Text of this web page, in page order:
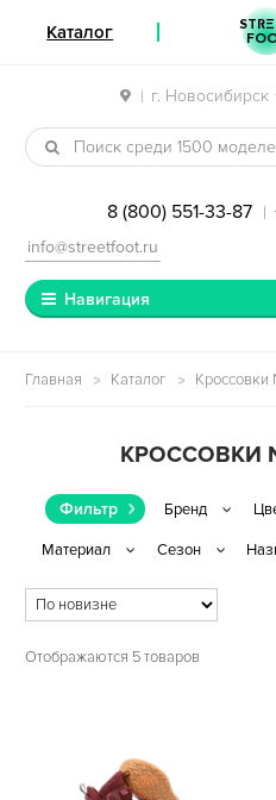
| г. Новосибирск
Перейти к навигации
Перейти к содержимому
8 (800) 551-33-87 |
info@streetfoot.ru
Навигация
Главная Каталог Кроссовки
КРОССОВКИ
Фильтр
Отображаются 5 товаров
Каталог